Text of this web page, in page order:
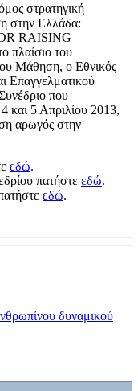
στρατηγική
στην Ελλάδα:
RAISING
πλαίσιο του
Μάθηση, ο Εθνικός
Επαγγελματικού
που
και 5 Απριλίου 2013,
αρωγός στην
εδώ.
πατήστε εδώ.
εδώ.